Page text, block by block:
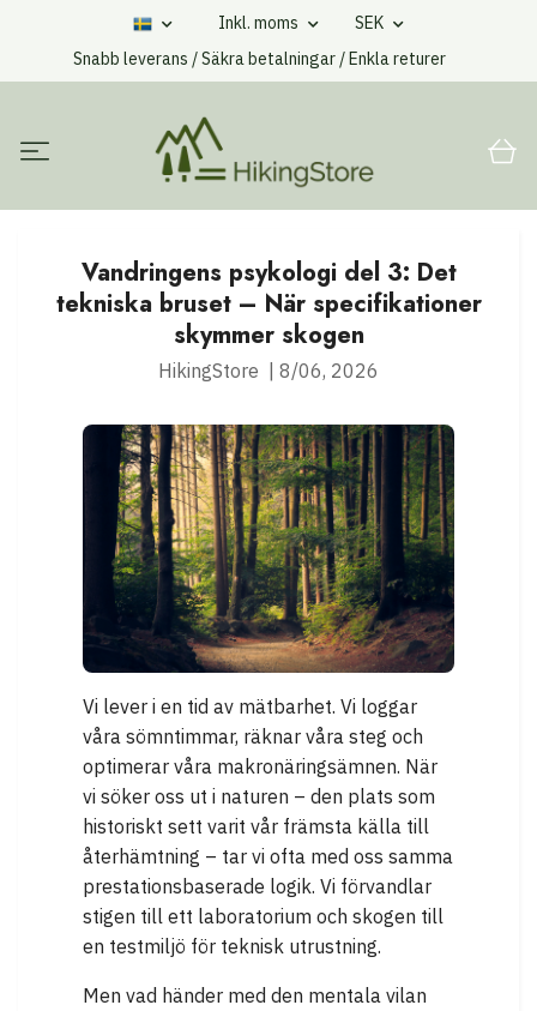
Inkl. moms
SEK
Snabb leverans / Säkra betalningar / Enkla returer
Vandringens psykologi del 3: Det
tekniska bruset – När specifikationer
skymmer skogen
HikingStore 8/06, 2026
Vi lever i en tid av mätbarhet. Vi loggar
våra sömntimmar, räknar våra steg och
optimerar våra makronäringsämnen. När
vi söker oss ut i naturen – den plats som
historiskt sett varit vår främsta källa till
återhämtning – tar vi ofta med oss samma
prestationsbaserade logik. Vi förvandlar
stigen till ett laboratorium och skogen till
en testmiljö för teknisk utrustning.
Men vad händer med den mentala vilan